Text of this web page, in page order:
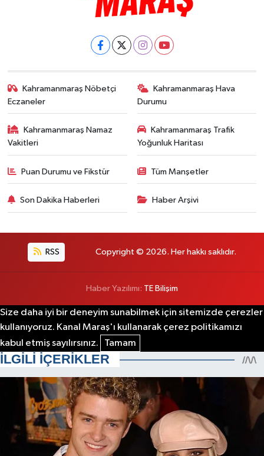
Kahramanmaraş Nöbetçi
Eczaneler
Kahramanmaraş Hava
Durumu
Kahramanmaraş Namaz
Vakitleri
Kahramanmaraş Trafik
Yoğunluk Haritası
Puan Durumu ve Fikstür Tüm Manşetler
Son Dakika Haberleri Haber Arşivi
RSS Copyright © 2026. Her hakkı saklıdır.
Haber Yazılımı: TE Bilişim
Size daha iyi bir deneyim sunabilmek için sitemizde çerezler
kullanıyoruz. Kanal Maraş'ı kullanarak çerez politikamızı
kabul etmiş sayılırsınız.
Tamam